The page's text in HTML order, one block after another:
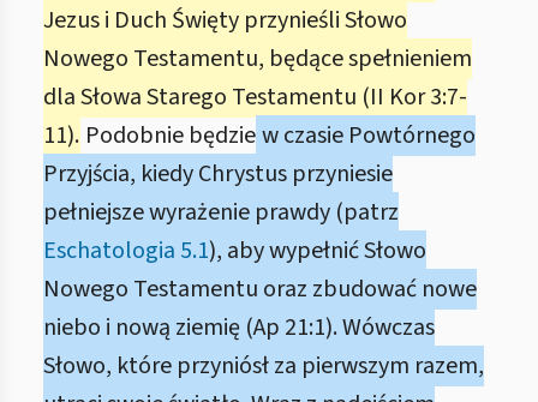
Jezus i Duch Święty przynieśli Słowo
Nowego Testamentu, będące spełnieniem
dla Słowa Starego Testamentu (II Kor 3:7-
11). Podobnie będziew czasie Powtórnego
Przyjścia, kiedy Chrystus przyniesie
pełniejsze wyrażenie prawdy (patrz
Eschatologia 5.1), aby wypełnić Słowo
Nowego Testamentu oraz zbudować nowe
niebo i nową ziemię (Ap 21:1). Wówczas
Słowo, które przyniósł za pierwszym razem,